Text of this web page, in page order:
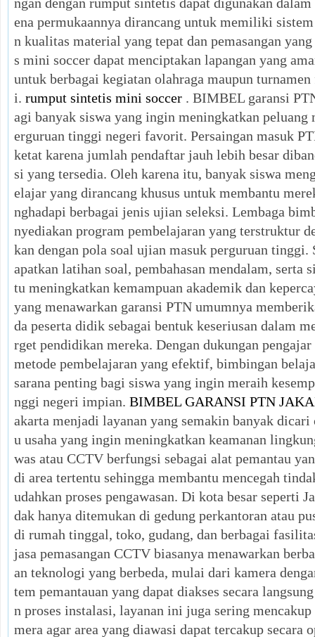
ena permukaannya dirancang untuk memiliki
n kualitas material yang tepat dan pemasangan
s mini soccer dapat menciptakan lapangan yang
untuk berbagai kegiatan olahraga maupun
i. rumput sintetis mini soccer . BIMBEL garansi
agi banyak siswa yang ingin meningkatkan
erguruan tinggi negeri favorit. Persaingan masuk
ketat karena jumlah pendaftar jauh lebih besar
si yang tersedia. Oleh karena itu, banyak siswa
elajar yang dirancang khusus untuk membantu
nghadapi berbagai jenis ujian seleksi. Lembaga
nyediakan program pembelajaran yang terstruktur
kan dengan pola soal ujian masuk perguruan
apatkan latihan soal, pembahasan mendalam, serta
tu meningkatkan kemampuan akademik dan
yang menawarkan garansi PTN umumnya
da peserta didik sebagai bentuk keseriusan dalam
rget pendidikan mereka. Dengan dukungan
metode pembelajaran yang efektif, bimbingan
sarana penting bagi siswa yang ingin meraih
nggi negeri impian. BIMBEL GARANSI PTN
akarta menjadi layanan yang semakin banyak dicari
u usaha yang ingin meningkatkan keamanan
was atau CCTV berfungsi sebagai alat pemantau
di area tertentu sehingga membantu mencegah
udahkan proses pengawasan. Di kota besar seperti
dak hanya ditemukan di gedung perkantoran atau
di rumah tinggal, toko, gudang, dan berbagai
jasa pemasangan CCTV biasanya menawarkan
an teknologi yang berbeda, mulai dari kamera
tem pemantauan yang dapat diakses secara
n proses instalasi, layanan ini juga sering
mera agar area yang diawasi dapat tercakup secara